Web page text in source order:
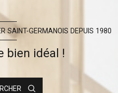
SAINT-GERMANOIS DEPUIS 1980
bien idéal !